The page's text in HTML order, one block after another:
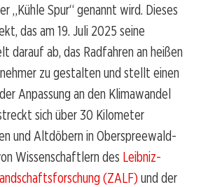
„Kühle Spur“ genannt wird. Dieses
das am 19. Juli 2025 seine
darauf ab, das Radfahren an heißen
zu gestalten und stellt einen
Anpassung an den Klimawandel
sich über 30 Kilometer
und Altdöbern in Oberspreewald-
Wissenschaftlern des Leibniz-
(ZALF) und der